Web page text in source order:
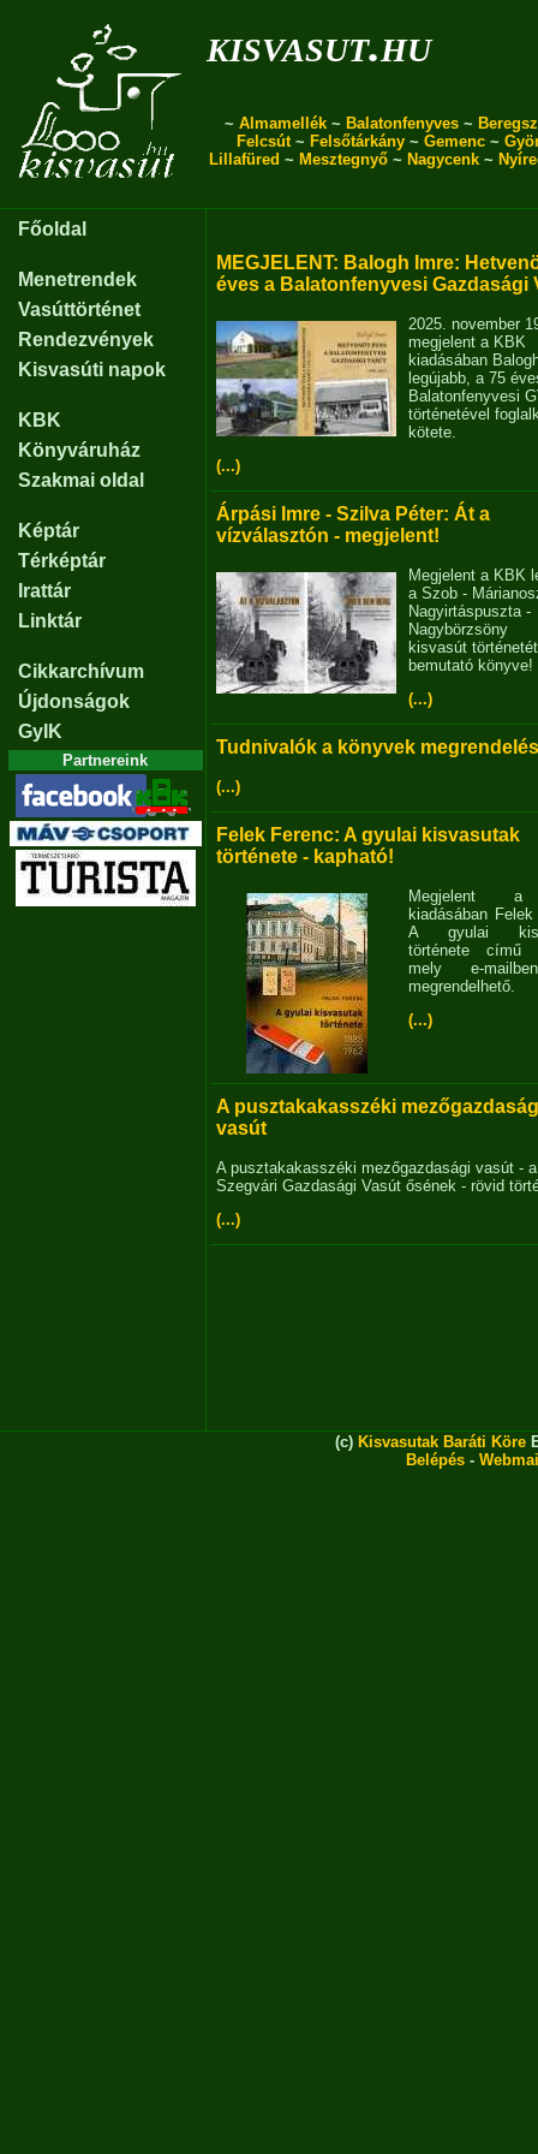
kisvasut.hu
~ Almamellék ~ Balatonfenyves ~
Felcsút~ Felsőtárkány ~ Gemenc ~
Lillafüred ~ Mesztegnyő ~ Nagycenk ~
Főoldal
Menetrendek
Vasúttörténet
Rendezvények
Kisvasúti napok
KBK
Könyváruház
Szakmai oldal
Képtár
Térképtár
Irattár
Linktár
Cikkarchívum
Újdonságok
GyIK
Partnereink
MEGJELENT: Balogh Imre:
éves a Balatonfenyvesi Gazdasági
2025. november
megjelent a KBK
kiadásában
legújabb, a 75
Balatonfenyvesi
történetével
kötete.
(...)
Árpási Imre - Szilva Péter: Át a
vízválasztón - megjelent!
Megjelent a KBK
a Szob -
Nagyirtáspuszta -
Nagybörzsöny
kisvasút történetét
bemutató könyve!
(...)
Tudnivalók a könyvek
(...)
Felek Ferenc: A gyulai kisvasutak
története - kapható!
Megjelent
kiadásában
A gyulai
története című
mely e-
megrendelhető.
(...)
A pusztakakasszéki
vasút
A pusztakakasszéki mezőgazdasági vasút - a
Szegvári Gazdasági Vasút ősének - rövid
(...)
(c) Kisvasutak Baráti Köre
Belépés -